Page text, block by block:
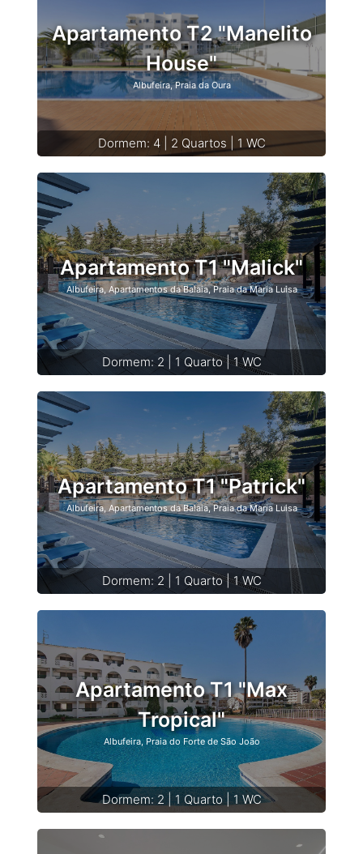
Apartamento T2 "Manelito
House"
Albufeira, Praia da Oura
Dormem: 4 | 2 Quartos | 1 WC
Apartamento T1 "Malick"
Albufeira, Apartamentos da Balaia, Praia da Maria Luisa
Dormem: 2 | 1 Quarto | 1 WC
Apartamento T1 "Patrick"
Albufeira, Apartamentos da Balaia, Praia da Maria Luisa
Dormem: 2 | 1 Quarto | 1 WC
Apartamento T1 "Max
Tropical"
Albufeira, Praia do Forte de São João
Dormem: 2 | 1 Quarto | 1 WC